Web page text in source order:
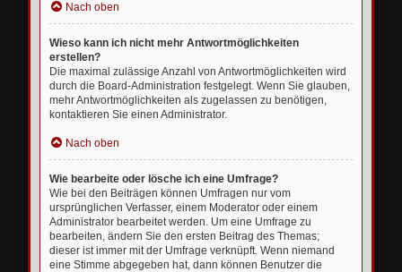
Nach oben
Wieso kann ich nicht mehr Antwortmöglichkeiten
erstellen?
Die maximal zulässige Anzahl von Antwortmöglichkeiten wird
durch die Board-Administration festgelegt. Wenn Sie glauben,
mehr Antwortmöglichkeiten als zugelassen zu benötigen,
kontaktieren Sie einen Administrator.
Nach oben
Wie bearbeite oder lösche ich eine Umfrage?
Wie bei den Beiträgen können Umfragen nur vom
ursprünglichen Verfasser, einem Moderator oder einem
Administrator bearbeitet werden. Um eine Umfrage zu
bearbeiten, ändern Sie den ersten Beitrag des Themas;
dieser ist immer mit der Umfrage verknüpft. Wenn niemand
eine Stimme abgegeben hat, dann können Benutzer die